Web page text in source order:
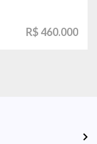
R$ 460.000